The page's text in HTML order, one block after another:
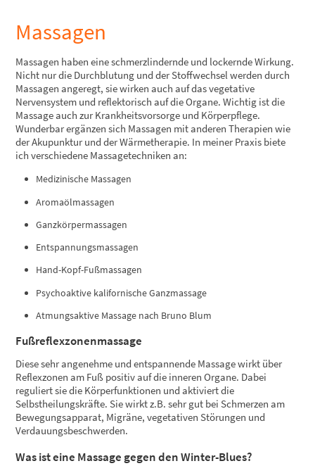
Massagen
Massagen haben eine schmerzlindernde und lockernde Wirkung.
Nicht nur die Durchblutung und der Stoffwechsel werden durch
Massagen angeregt, sie wirken auch auf das vegetative
Nervensystem und reflektorisch auf die Organe. Wichtig ist die
Massage auch zur Krankheitsvorsorge und Körperpflege.
Wunderbar ergänzen sich Massagen mit anderen Therapien wie
der Akupunktur und der Wärmetherapie. In meiner Praxis biete
ich verschiedene Massagetechniken an:
Medizinische Massagen
Aromaölmassagen
Ganzkörpermassagen
Entspannungsmassagen
Hand-Kopf-Fußmassagen
Psychoaktive kalifornische Ganzmassage
Atmungsaktive Massage nach Bruno Blum
Fußreflexzonenmassage
Diese sehr angenehme und entspannende Massage wirkt über
Reflexzonen am Fuß positiv auf die inneren Organe. Dabei
reguliert sie die Körperfunktionen und aktiviert die
Selbstheilungskräfte. Sie wirkt z.B. sehr gut bei Schmerzen am
Bewegungsapparat, Migräne, vegetativen Störungen und
Verdauungsbeschwerden.
Was ist eine Massage gegen den Winter-Blues?